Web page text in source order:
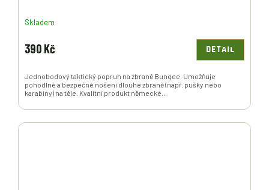
Skladem
390 Kč DETAIL
Jednobodový taktický popruh na zbraně Bungee. Umožňuje
pohodlné a bezpečné nošení dlouhé zbraně (např. pušky nebo
karabiny) na těle. Kvalitní produkt německé...